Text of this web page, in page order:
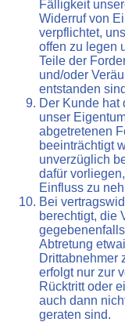
Fälligkeit
Widerruf von
verpflichtet,
offen zu legen
Teile der
und/oder
entstanden
Der Kunde hat
unser
abgetretenen
beeinträchtigt
unverzüglich
dafür
Einfluss zu
Bei
berechtigt, die
Abtretung
Drittabnehmer
erfolgt nur zur
Rücktritt oder
auch dann
geraten sind.